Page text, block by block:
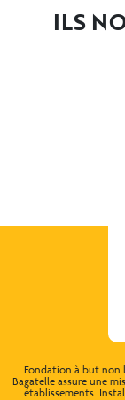
ILS
Fondation à but non
Bagatelle assure une
établissements.